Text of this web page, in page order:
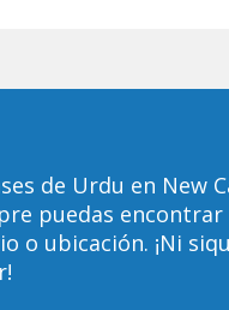
de Urdu en New
puedas
o ubicación. ¡Ni